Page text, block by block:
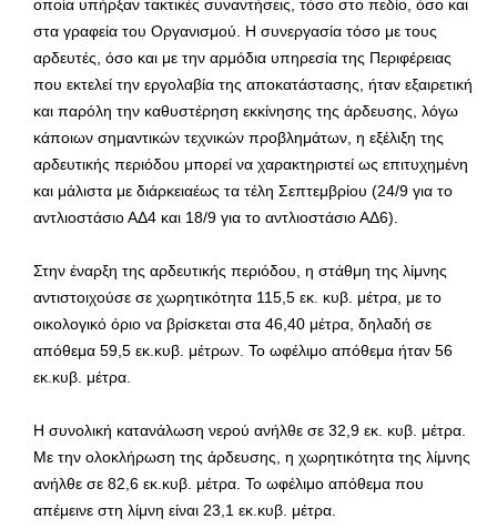
οποία υπήρξαν τακτικές συναντήσεις, τόσο στο πεδίο, όσο και
στα γραφεία του Οργανισμού. Η συνεργασία τόσο με τους
αρδευτές, όσο και με την αρμόδια υπηρεσία της Περιφέρειας
που εκτελεί την εργολαβία της αποκατάστασης, ήταν εξαιρετική
και παρόλη την καθυστέρηση εκκίνησης της άρδευσης, λόγω
κάποιων σημαντικών τεχνικών προβλημάτων, η εξέλιξη της
αρδευτικής περιόδου μπορεί να χαρακτηριστεί ως επιτυχημένη
και μάλιστα με διάρκειαέως τα τέλη Σεπτεμβρίου (24/9 για το
αντλιοστάσιο ΑΔ4 και 18/9 για το αντλιοστάσιο ΑΔ6).
Στην έναρξη της αρδευτικής περιόδου, η στάθμη της λίμνης
αντιστοιχούσε σε χωρητικότητα 115,5 εκ. κυβ. μέτρα, με το
οικολογικό όριο να βρίσκεται στα 46,40 μέτρα, δηλαδή σε
απόθεμα 59,5 εκ.κυβ. μέτρων. Το ωφέλιμο απόθεμα ήταν 56
εκ.κυβ. μέτρα.
Η συνολική κατανάλωση νερού ανήλθε σε 32,9 εκ. κυβ. μέτρα.
Με την ολοκλήρωση της άρδευσης, η χωρητικότητα της λίμνης
ανήλθε σε 82,6 εκ.κυβ. μέτρα. Το ωφέλιμο απόθεμα που
απέμεινε στη λίμνη είναι 23,1 εκ.κυβ. μέτρα.